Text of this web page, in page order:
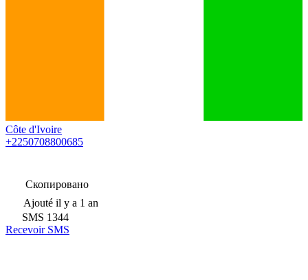
Côte d'Ivoire
+2250708800685
Скопировано
Ajouté il y a 1 an
SMS 1344
Recevoir SMS